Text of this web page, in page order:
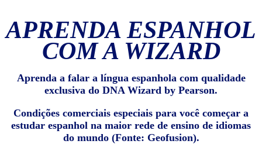
APRENDA ESPANHOL
COM A WIZARD
Aprenda a falar a língua espanhola com qualidade
exclusiva do DNA Wizard by Pearson.
Condições comerciais especiais para você começar a
estudar espanhol na maior rede de ensino de idiomas
do mundo (Fonte: Geofusion).